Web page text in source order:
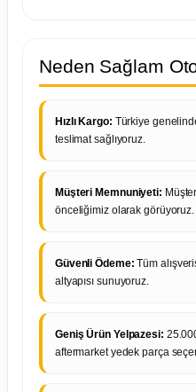
Neden Sağlam
Hızlı Kargo: Türkiye
teslimat sağlıyoruz.
Müşteri Memnuniyeti:
önceliğimiz olarak görüyoruz.
Güvenli Ödeme: Tüm
altyapısı sunuyoruz.
Geniş Ürün Yelpazesi:
aftermarket yedek parça